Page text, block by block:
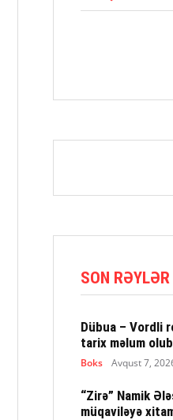
SON RƏYLƏR
Dübua – Vordli
tarix məlum olub
Boks Avqust 7,
“Zirə” Namik
müqaviləyə